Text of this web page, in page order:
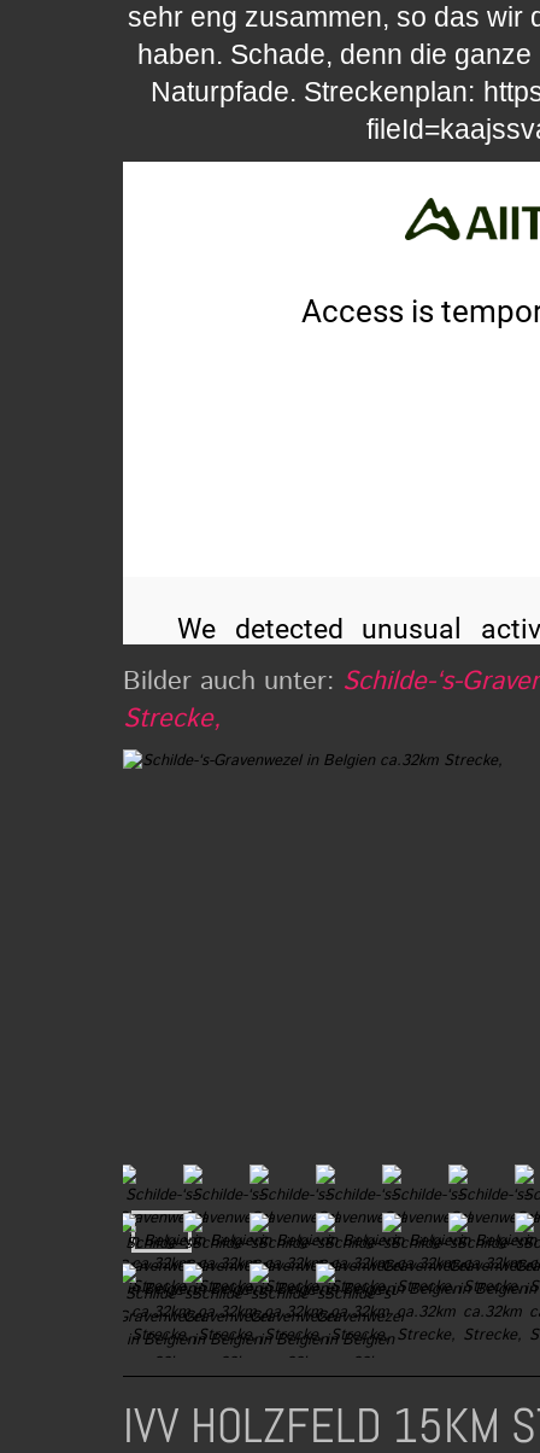
sehr eng zusammen, so das wir
haben. Schade, denn die
Naturpfade. Streckenplan:
Bilder auch unter: Schilde-‘s-
Strecke,
IVV HOLZFELD 15KM